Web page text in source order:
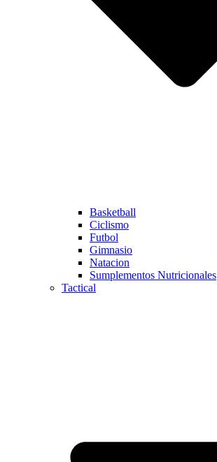
Basketball
Ciclismo
Futbol
Gimnasio
Natacion
Sumplementos Nutricionales
Tactical